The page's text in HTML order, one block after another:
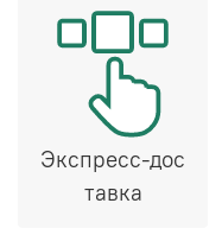
Экспресс-дос
тавка